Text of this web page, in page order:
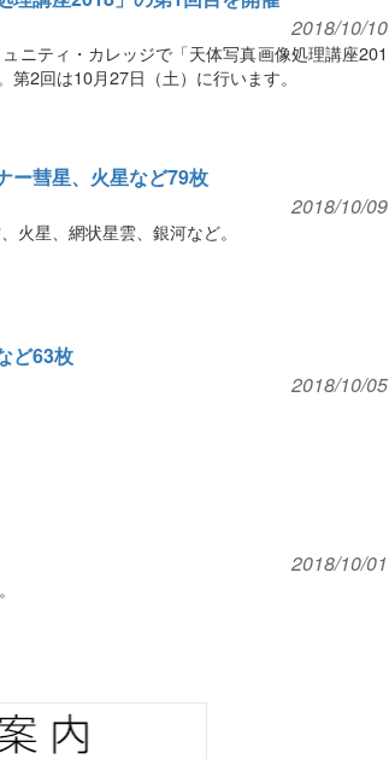
2018/10/10
ニティ・カレッジで「天体写真画像処理講座201
2回は10月27日（土）に行います。
ー彗星、火星など79枚
2018/10/09
火星、網状星雲、銀河など。
ど63枚
2018/10/05
2018/10/01